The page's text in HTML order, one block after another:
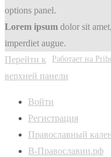
options panel.
Lorem ipsum dolor sit amet,
imperdiet augue.
Работает на
Перейти к
верхней панели
Войти
Регистрация
Православный
В-Православии.рф